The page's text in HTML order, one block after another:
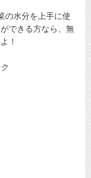
の水分を上手に使
できる方なら、無
！